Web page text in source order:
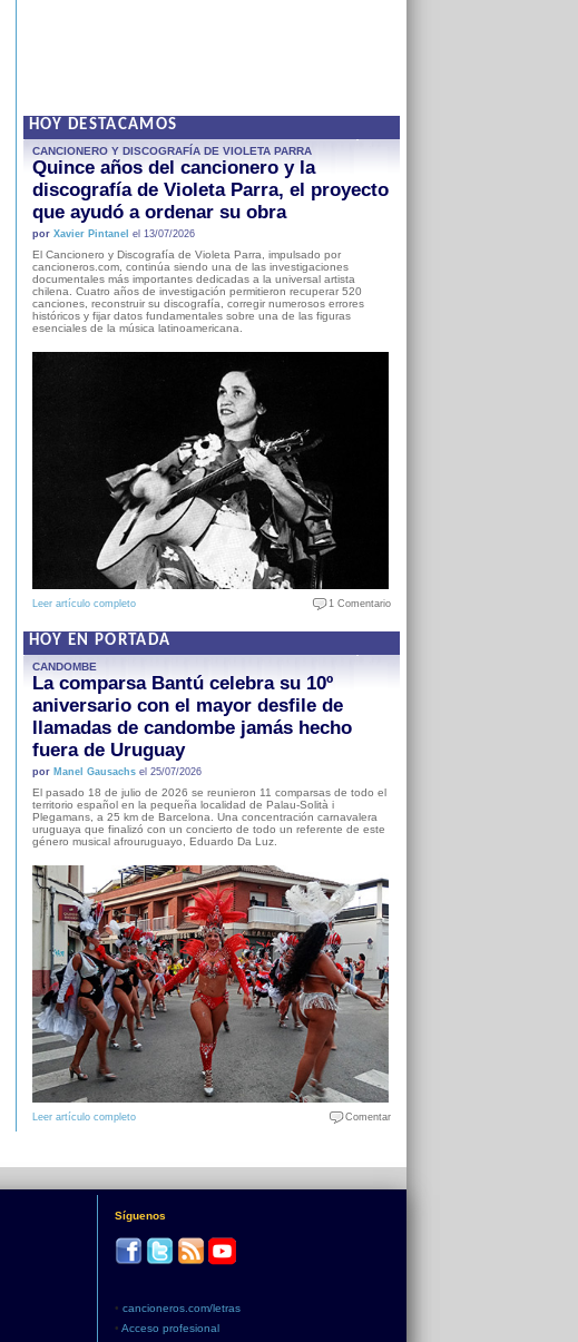
HOY DESTACAMOS
CANCIONERO Y DISCOGRAFÍA DE VIOLETA PARRA
Quince años del cancionero y la
discografía de Violeta Parra, el proyecto
que ayudó a ordenar su obra
por Xavier Pintanel el 13/07/2026
El Cancionero y Discografía de Violeta Parra, impulsado por
cancioneros.com, continúa siendo una de las investigaciones
documentales más importantes dedicadas a la universal artista
chilena. Cuatro años de investigación permitieron recuperar 520
canciones, reconstruir su discografía, corregir numerosos errores
históricos y fijar datos fundamentales sobre una de las figuras
esenciales de la música latinoamericana.
Leer artículo completo 1 Comentario
HOY EN PORTADA
CANDOMBE
La comparsa Bantú celebra su 10º
aniversario con el mayor desfile de
llamadas de candombe jamás hecho
fuera de Uruguay
por Manel Gausachsel 25/07/2026
El pasado 18 de julio de 2026 se reunieron 11 comparsas de todo el
territorio español en la pequeña localidad de Palau-Solità i
Plegamans, a 25 km de Barcelona. Una concentración carnavalera
uruguaya que finalizó con un concierto de todo un referente de este
género musical afrouruguayo, Eduardo Da Luz.
Leer artículo completo Comentar
Síguenos
• cancioneros.com/letras
• Acceso profesional